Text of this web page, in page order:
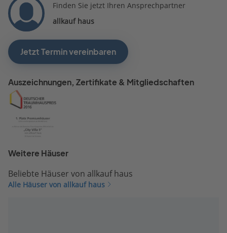
Finden Sie jetzt Ihren Ansprechpartner
allkauf haus
Jetzt Termin vereinbaren
Auszeichnungen, Zertifikate & Mitgliedschaften
Weitere Häuser
Beliebte Häuser von allkauf haus
Alle Häuser von allkauf haus